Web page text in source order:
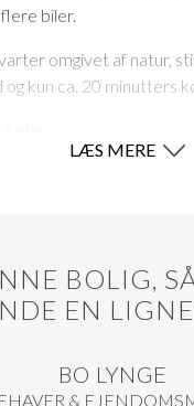
biler.
omgivet af natur,
kun ca. 20 minutters
terrassen og haven,
er enkelt og
LÆS MERE
BOLIG,
EN
BO LYNGE
&